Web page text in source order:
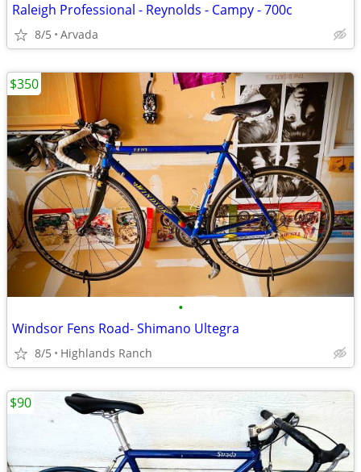
Raleigh Professional - Reynolds - Campy - 700c
8/5 Arvada
•
Windsor Fens Road- Shimano Ultegra
8/5 Highlands Ranch
$350
$90